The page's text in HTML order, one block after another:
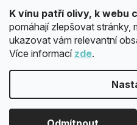
K vínu patří olivy, k webu
pomáhají zlepšovat stránky,
ukazovat vám relevantní
Více informací zde.
INSTAGRAM
Copyright 2026ATTIMO.